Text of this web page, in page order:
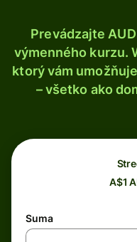
Prevádzajte
výmenného kurzu.
ktorý vám
– všetko ako
A$1
Suma